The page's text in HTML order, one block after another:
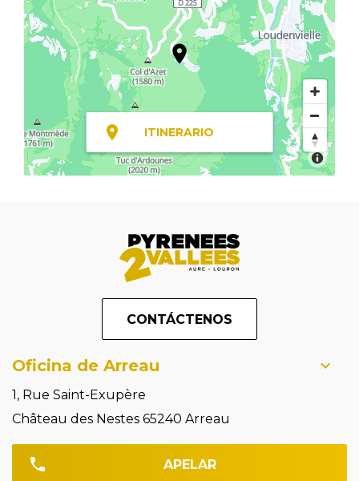
ITINERARIO
CONTÁCTENOS
Oficina de Arreau
1, Rue Saint-Exupère
Château des Nestes 65240 Arreau
APELAR